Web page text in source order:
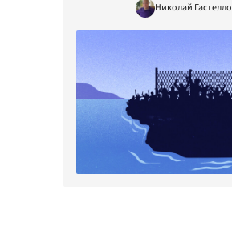
Николай Гастелло